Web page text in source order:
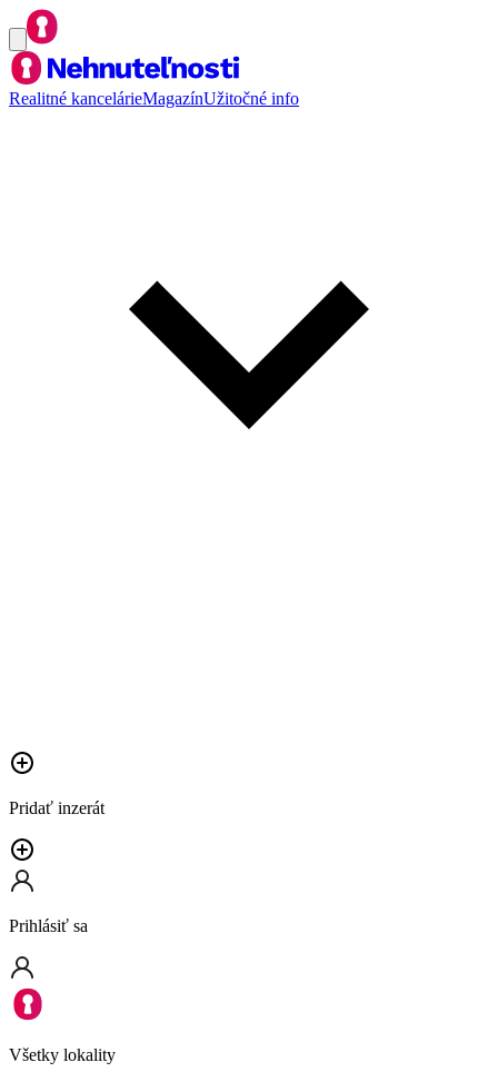
Realitné kancelárieMagazínUžitočné info
Pridať inzerát
Prihlásiť sa
Všetky lokality